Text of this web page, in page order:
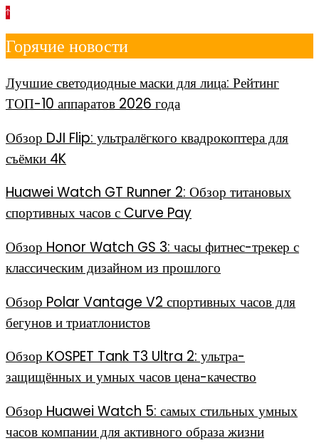
к
содержимому
Горячие новости
Лучшие светодиодные маски для лица: Рейтинг
ТОП-10 аппаратов 2026 года
Обзор DJI Flip: ультралёгкого квадрокоптера для
съёмки 4K
Huawei Watch GT Runner 2: Обзор титановых
спортивных часов с Curve Pay
Обзор Honor Watch GS 3: часы фитнес-трекер с
классическим дизайном из прошлого
Обзор Polar Vantage V2 спортивных часов для
бегунов и триатлонистов
Обзор KOSPET Tank T3 Ultra 2: ультра-
защищённых и умных часов цена-качество
Обзор Huawei Watch 5: самых стильных умных
часов компании для активного образа жизни